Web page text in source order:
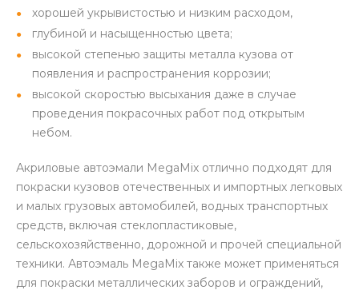
хорошей укрывистостью и низким расходом,
глубиной и насыщенностью цвета;
высокой степенью защиты металла кузова от
появления и распространения коррозии;
высокой скоростью высыхания даже в случае
проведения покрасочных работ под открытым
небом.
Акриловые автоэмали MegaMix отлично подходят для
покраски кузовов отечественных и импортных легковых
и малых грузовых автомобилей, водных транспортных
средств, включая стеклопластиковые,
сельскохозяйственно, дорожной и прочей специальной
техники. Автоэмаль MegaMix также может применяться
для покраски металлических заборов и ограждений,